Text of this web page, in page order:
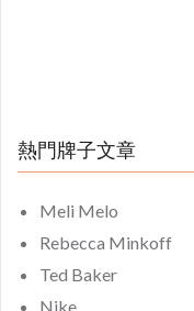
熱門牌子文章
Meli Melo
Rebecca Minkoff
Ted Baker
Nike